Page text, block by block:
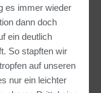
es immer wieder
dann doch
ein deutlich
So stapften wir
auf unseren
nur ein leichter